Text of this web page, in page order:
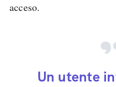
acceso.
Un utente